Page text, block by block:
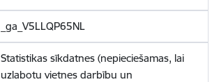
_ga_V5LLQP65NL
Statistikas sīkdatnes (nepieciešamas, lai
uzlabotu vietnes darbību un